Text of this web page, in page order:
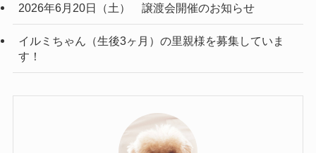
2026年6月20日（土） 譲渡会開催のお知らせ
イルミちゃん（生後3ヶ月）の里親様を募集していま
す！